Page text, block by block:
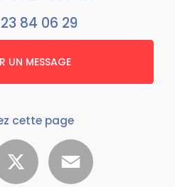
84 06 29
UN MESSAGE
cette page